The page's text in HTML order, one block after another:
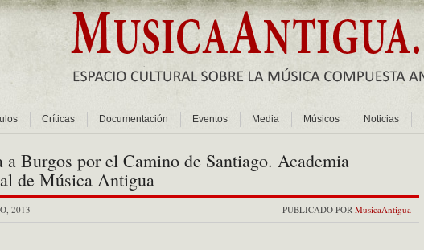
Críticas Documentación Eventos Media Músicos Noticias
a Burgos por el Camino de Santiago. Academia
de Música Antigua
PUBLICADO POR MusicaAntigua
2013